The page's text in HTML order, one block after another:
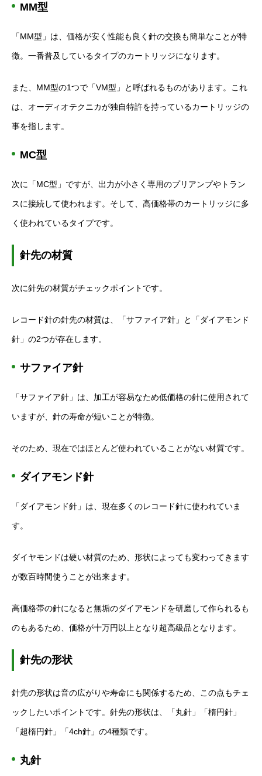
MM型
「MM型」は、価格が安く性能も良く針の交換も簡単なことが特
徴。一番普及しているタイプのカートリッジになります。
また、MM型の1つで「VM型」と呼ばれるものがあります。これ
は、オーディオテクニカが独自特許を持っているカートリッジの
事を指します。
MC型
次に「MC型」ですが、出力が小さく専用のプリアンプやトラン
スに接続して使われます。そして、高価格帯のカートリッジに多
く使われているタイプです。
針先の材質
次に針先の材質がチェックポイントです。
レコード針の針先の材質は、「サファイア針」と「ダイアモンド
針」の2つが存在します。
サファイア針
「サファイア針」は、加工が容易なため低価格の針に使用されて
いますが、針の寿命が短いことが特徴。
そのため、現在ではほとんど使われていることがない材質です。
ダイアモンド針
「ダイアモンド針」は、現在多くのレコード針に使われていま
す。
ダイヤモンドは硬い材質のため、形状によっても変わってきます
が数百時間使うことが出来ます。
高価格帯の針になると無垢のダイアモンドを研磨して作られるも
のもあるため、価格が十万円以上となり超高級品となります。
針先の形状
針先の形状は音の広がりや寿命にも関係するため、この点もチェ
ックしたいポイントです。針先の形状は、「丸針」「楕円針」
「超楕円針」「4ch針」の4種類です。
丸針